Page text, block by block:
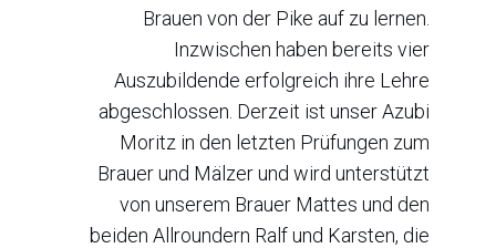
Brauen von der Pike auf zu lernen.
Inzwischen haben bereits vier
Auszubildende erfolgreich ihre Lehre
abgeschlossen. Derzeit ist unser Azubi
Moritz in den letzten Prüfungen zum
Brauer und Mälzer und wird unterstützt
von unserem Brauer Mattes und den
beiden Allroundern Ralf und Karsten, die